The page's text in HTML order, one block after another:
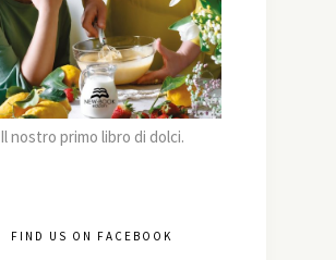
Il nostro primo libro di dolci.
FIND US ON FACEBOOK